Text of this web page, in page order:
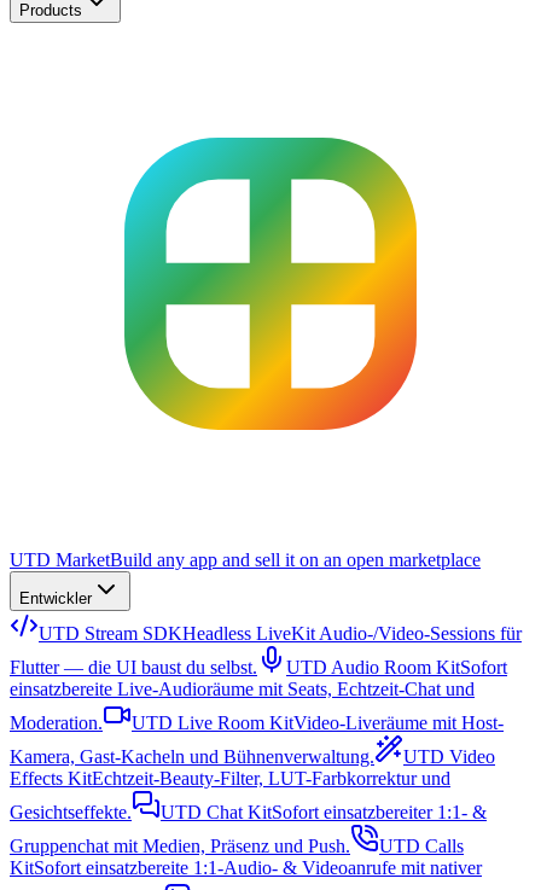
Products
UTD MarketBuild any app and sell it on an open marketplace
Entwickler
UTD Stream SDKHeadless LiveKit Audio-/Video-Sessions für
Flutter — die UI baust du selbst.
UTD Audio Room KitSofort
einsatzbereite Live-Audioräume mit Seats, Echtzeit-Chat und
Moderation.
UTD Live Room KitVideo-Liveräume mit Host-
Kamera, Gast-Kacheln und Bühnenverwaltung.
UTD Video
Effects KitEchtzeit-Beauty-Filter, LUT-Farbkorrektur und
Gesichtseffekte.
UTD Chat KitSofort einsatzbereiter 1:1- &
Gruppenchat mit Medien, Präsenz und Push.
UTD Calls
KitSofort einsatzbereite 1:1-Audio- & Videoanrufe mit nativer